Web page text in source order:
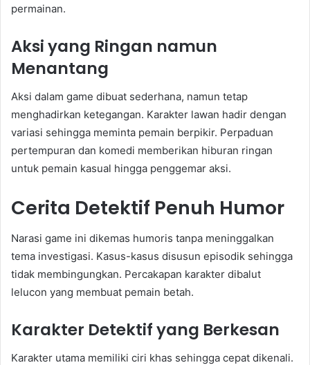
permainan.
Aksi yang Ringan namun
Menantang
Aksi dalam game dibuat sederhana, namun tetap
menghadirkan ketegangan. Karakter lawan hadir dengan
variasi sehingga meminta pemain berpikir. Perpaduan
pertempuran dan komedi memberikan hiburan ringan
untuk pemain kasual hingga penggemar aksi.
Cerita Detektif Penuh Humor
Narasi game ini dikemas humoris tanpa meninggalkan
tema investigasi. Kasus-kasus disusun episodik sehingga
tidak membingungkan. Percakapan karakter dibalut
lelucon yang membuat pemain betah.
Karakter Detektif yang Berkesan
Karakter utama memiliki ciri khas sehingga cepat dikenali.